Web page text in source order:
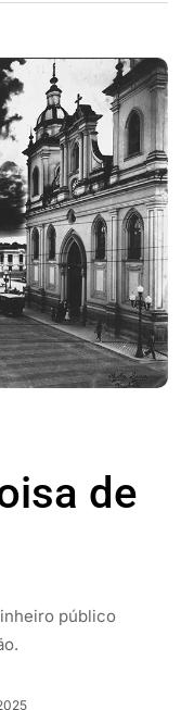
de
público